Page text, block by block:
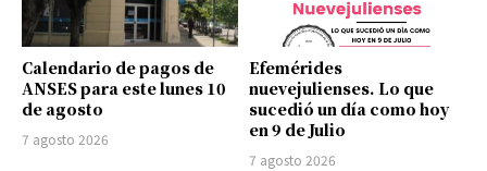
Calendario de pagos de
ANSES para este lunes 10
de agosto
7 agosto 2026
Efemérides
nuevejulienses. Lo que
sucedió un día como hoy
en 9 de Julio
7 agosto 2026